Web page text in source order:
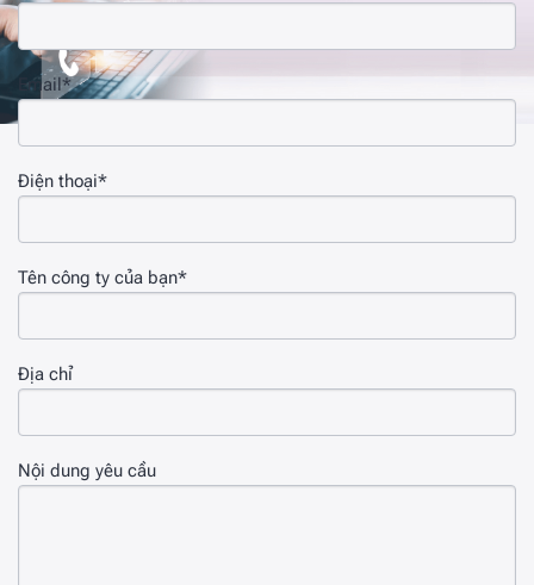
Email*
Điện thoại*
Tên công ty của bạn*
Địa chỉ
Nội dung yêu cầu